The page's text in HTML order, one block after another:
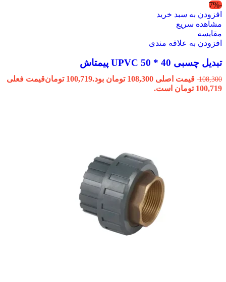
-7%
افزودن به سبد خرید
مشاهده سریع
مقایسه
افزودن به علاقه مندی
تبدیل چسبی 40 * 50 UPVC پیمتاش
108,300 قیمت اصلی 108,300 تومان بود. 100,719 تومانقیمت فعلی
100,719 تومان است.